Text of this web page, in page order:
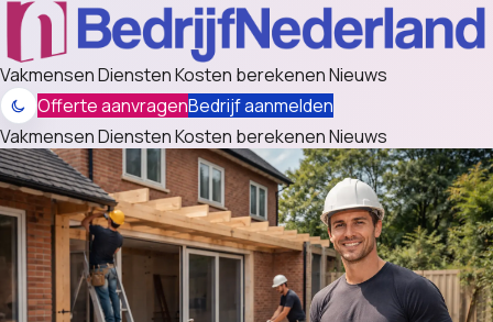
VakmensenDienstenKosten berekenenNieuws
Offerte aanvragenBedrijf aanmelden
VakmensenDienstenKosten berekenenNieuws